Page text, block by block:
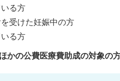
る方
受けた妊娠中の方
る方
かの公費医療費助成の対象の